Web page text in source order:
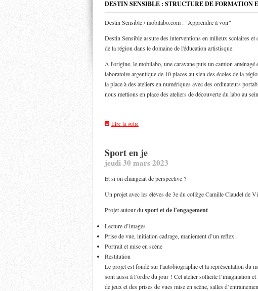
DESTIN SENSIBLE : STRUCTURE DE FORMATION
Destin Sensible / mobilabo.com : "Apprendre à voir"
Destin Sensible assure des interventions en milieux scolaires et
de la région dans le domaine de l'éducation artistisque.
A l'origine, le mobilabo, une caravane puis un camion aménagé
laboratoire argentique de 10 places au sien des écoles de la
la place à des ateliers en numériques avec des ordinateurs
nous mettions en place des ateliers de découverte du labo au
Lire la suite
Sport en je
jeudi 30 mars 2023
Et si on changeait de perspective ?
Un projet avec les élèves de 3e du collège Camille Claudel de
Projet autour du sport et de l’engagement
Lecture d’images
Prise de vue, initiation cadrage, maniement d’un reflex
Portrait et mise en scène
Restitution
Le projet est fondé sur l'autobiographie et la représentation du
sont aussi à l’ordre du jour ! Cet atelier sollicite l’imagination
de jeux et des prises de vues mise en scène, salles